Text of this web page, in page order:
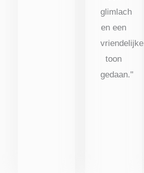
glimlach
en een
vriendelijke
toon
gedaan."